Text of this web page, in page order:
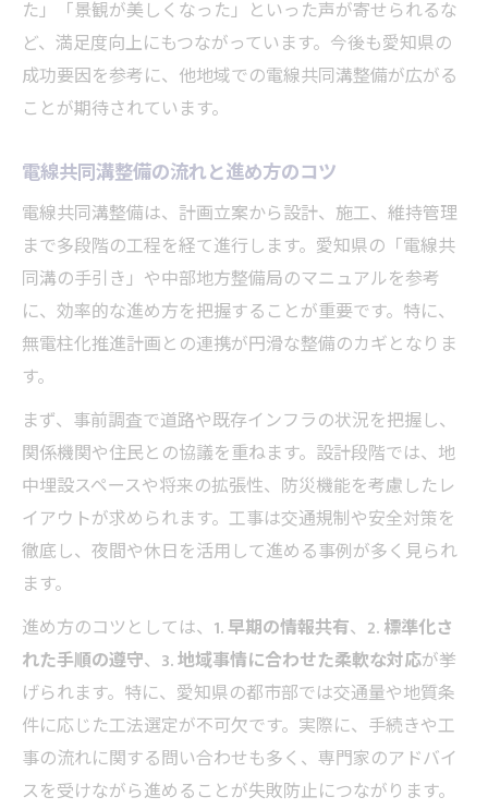
た」「景観が美しくなった」といった声が寄せられるな
ど、満足度向上にもつながっています。今後も愛知県の
成功要因を参考に、他地域での電線共同溝整備が広がる
ことが期待されています。
電線共同溝整備の流れと進め方のコツ
電線共同溝整備は、計画立案から設計、施工、維持管理
まで多段階の工程を経て進行します。愛知県の「電線共
同溝の手引き」や中部地方整備局のマニュアルを参考
に、効率的な進め方を把握することが重要です。特に、
無電柱化推進計画との連携が円滑な整備のカギとなりま
す。
まず、事前調査で道路や既存インフラの状況を把握し、
関係機関や住民との協議を重ねます。設計段階では、地
中埋設スペースや将来の拡張性、防災機能を考慮したレ
イアウトが求められます。工事は交通規制や安全対策を
徹底し、夜間や休日を活用して進める事例が多く見られ
ます。
進め方のコツとしては、 1. 早期の情報共有、 2. 標準化さ
れた手順の遵守、 3. 地域事情に合わせた柔軟な対応が挙
げられます。特に、愛知県の都市部では交通量や地質条
件に応じた工法選定が不可欠です。実際に、手続きや工
事の流れに関する問い合わせも多く、専門家のアドバイ
スを受けながら進めることが失敗防止につながります。